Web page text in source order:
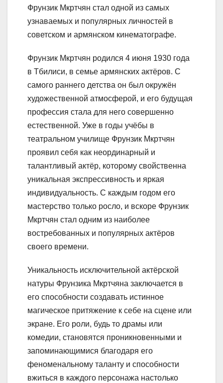
Фрунзик Мкртчян стал одной из самых
узнаваемых и популярных личностей в
советском и армянском кинематографе.
Фрунзик Мкртчян родился 4 июня 1930 года
в Тбилиси, в семье армянских актёров. С
самого раннего детства он был окружён
художественной атмосферой, и его будущая
профессия стала для него совершенно
естественной. Уже в годы учёбы в
театральном училище Фрунзик Мкртчян
проявил себя как неординарный и
талантливый актёр, которому свойственна
уникальная экспрессивность и яркая
индивидуальность. С каждым годом его
мастерство только росло, и вскоре Фрунзик
Мкртчян стал одним из наиболее
востребованных и популярных актёров
своего времени.
Уникальность исключительной актёрской
натуры Фрунзика Мкртчяна заключается в
его способности создавать истинное
магическое притяжение к себе на сцене или
экране. Его роли, будь то драмы или
комедии, становятся проникновенными и
запоминающимися благодаря его
феноменальному таланту и способности
вжиться в каждого персонажа настолько